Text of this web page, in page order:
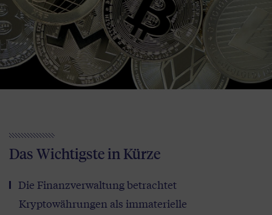
Das Wichtigste in Kürze
Die Finanzverwaltung betrachtet
Kryptowährungen als immaterielle